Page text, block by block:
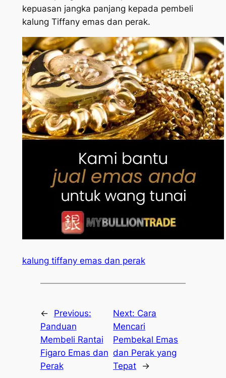
kepuasan jangka panjang kepada pembeli
kalung Tiffany emas dan perak.
kalung tiffany emas dan perak
←
Previous:
Panduan
Membeli Rantai
Figaro Emas dan
Perak
Next: Cara
Mencari
Pembekal Emas
dan Perak yang
Tepat
→